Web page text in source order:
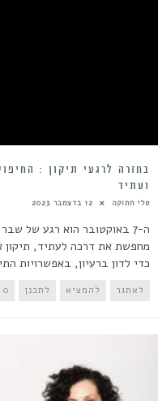
בחזרה לרגעי תיקון :
ועתיד
טלי חתוקה 12 בדצמבר 2023
ה-7 באוקטובר הוא רגע של
מחפשת את דרכה לעתיד, תיקון
כדי לדון ברעיון, באפשרויות
לאתגר להמציא לתכנן 0 תגובות